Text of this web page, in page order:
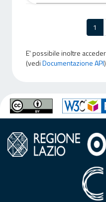
1
E' possibile inoltre
(vediDocumentazione API